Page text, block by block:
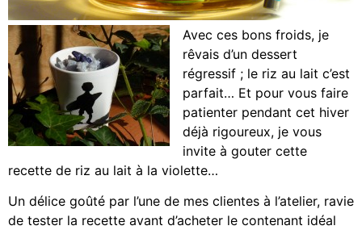
Avec ces bons froids, je
rêvais d’un dessert
régressif ; le riz au lait c’est
parfait… Et pour vous faire
patienter pendant cet hiver
déjà rigoureux, je vous
invite à gouter cette
recette de riz au lait à la violette…
Un délice goûté par l’une de mes clientes à l’atelier, ravie
de tester la recette avant d’acheter le contenant idéal